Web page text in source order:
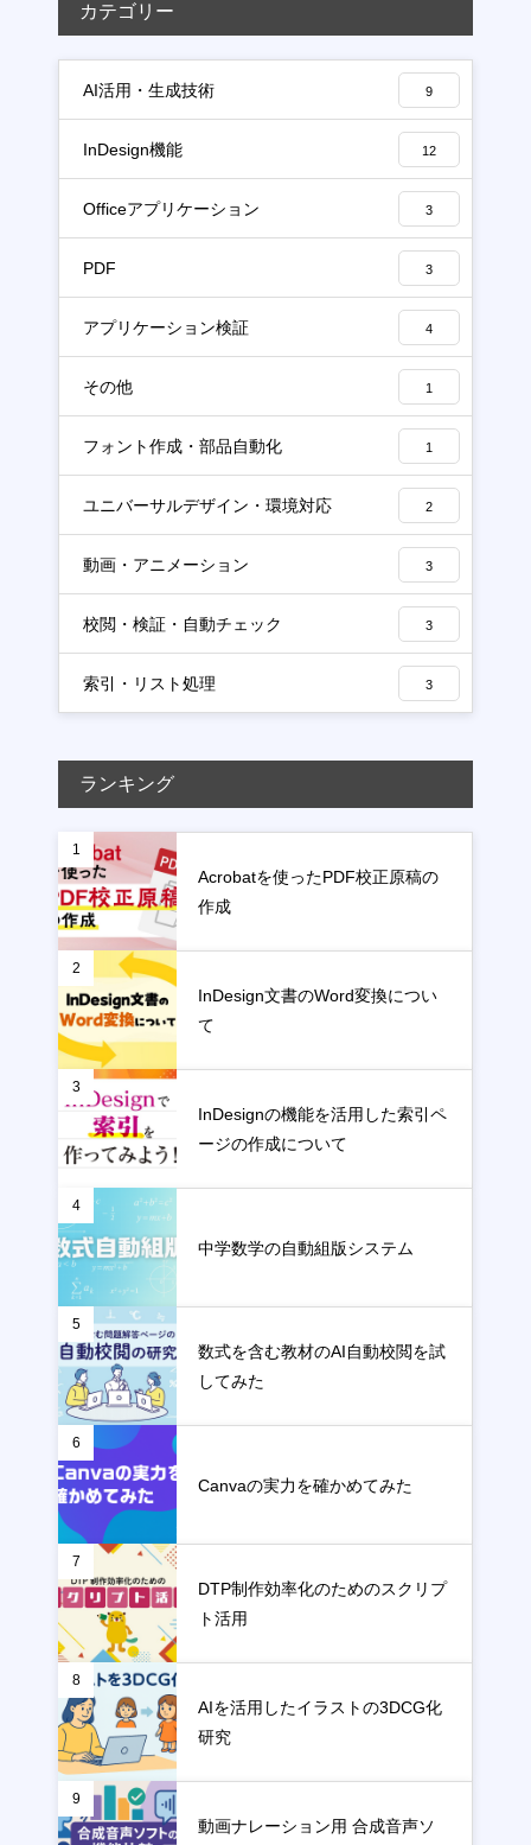
カテゴリー
AI活用・生成技術 9
InDesign機能 12
Officeアプリケーション 3
PDF 3
アプリケーション検証 4
その他 1
フォント作成・部品自動化 1
ユニバーサルデザイン・環境対応 2
動画・アニメーション 3
校閲・検証・自動チェック 3
索引・リスト処理 3
ランキング
1
Acrobatを使ったPDF校正原稿の
作成
2
InDesign文書のWord変換につい
て
3
InDesignの機能を活用した索引ペ
ージの作成について
4
中学数学の自動組版システム
5
数式を含む教材のAI自動校閲を試
してみた
6
Canvaの実力を確かめてみた
7
DTP制作効率化のためのスクリプ
ト活用
8
AIを活用したイラストの3DCG化
研究
9
動画ナレーション用 合成音声ソ